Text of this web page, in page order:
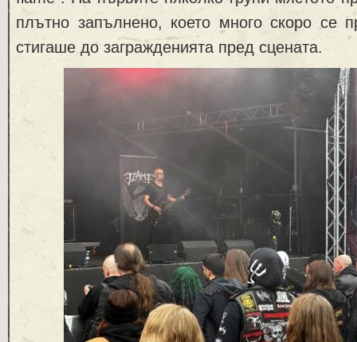
плътно запълнено, което много скоро се
стигаше до загражденията пред сцената.